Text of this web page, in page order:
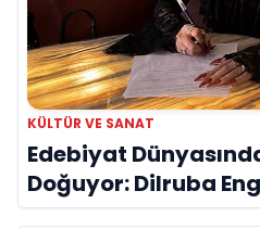
KÜLTÜR VE SANAT
Edebiyat
Doğuyor: Dilruba
Evreni ‘AVENOİR’